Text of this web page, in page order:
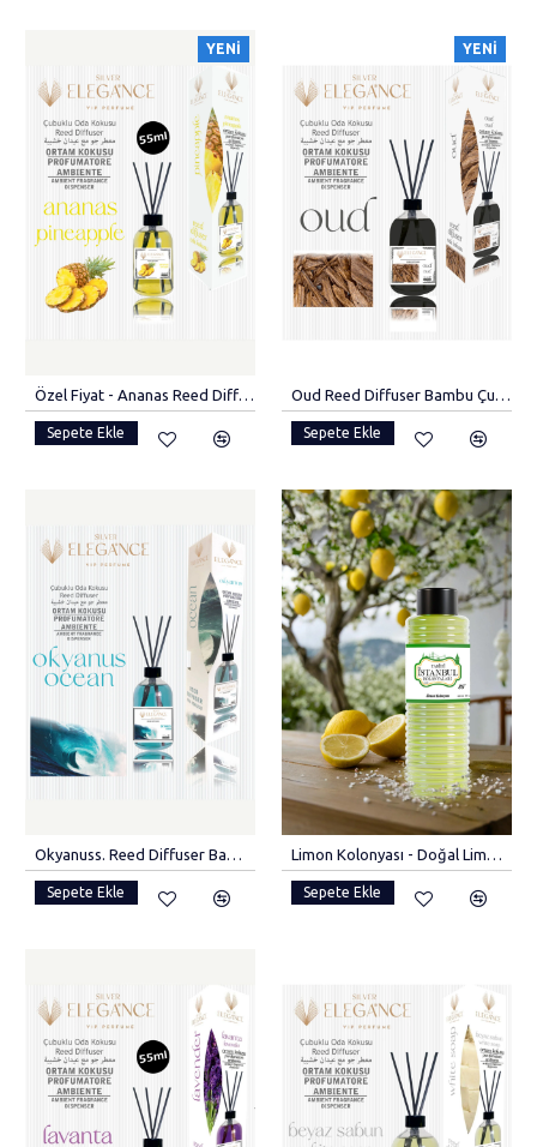
YENI
Özel Fiyat - Ananas Reed Diffuser Bambu Çubuklu Oda Kokusu (55 ML)
Sepete Ekle
YENI
Oud Reed Diffuser Bambu Çubuklu Oda Kokusu 110 ml
Sepete Ekle
Okyanuss. Reed Diffuser Bambu Çubuklu Oda Kokusu(110 ML)
Sepete Ekle
Limon Kolonyası - Doğal Limon Kokusu 400 ml
Sepete Ekle